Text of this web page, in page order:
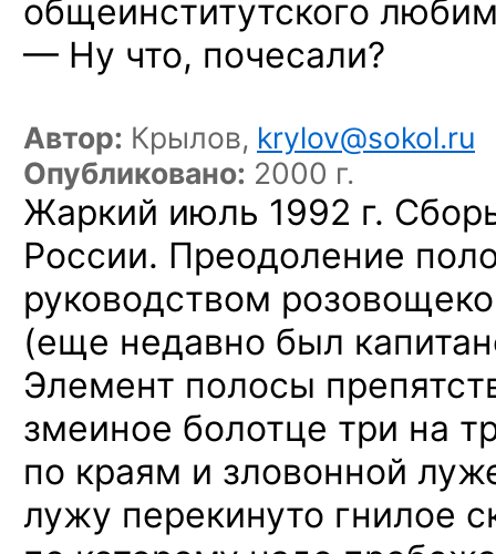
общеинститутского
— Ну что, почесали?
Автор: Крылов, krylov@sokol.ru
Опубликовано: 2000 г.
Жаркий июль 1992 г.
России. Преодоление
руководством
(еще недавно был
Элемент полосы
змеиное болотце три на
по краям и зловонной
лужу перекинуто гнилое